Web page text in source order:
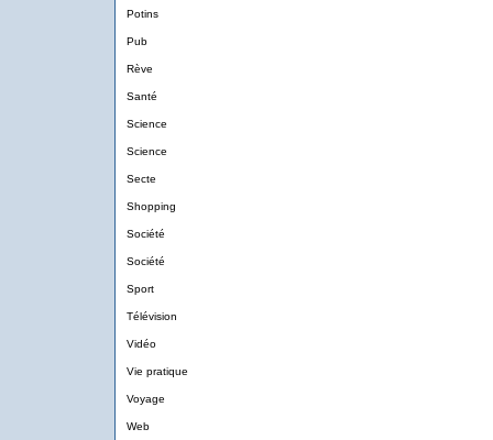
Potins
Pub
Rève
Santé
Science
Science
Secte
Shopping
Société
Société
Sport
Télévision
Vidéo
Vie pratique
Voyage
Web